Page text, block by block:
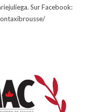
Sur Facebook: